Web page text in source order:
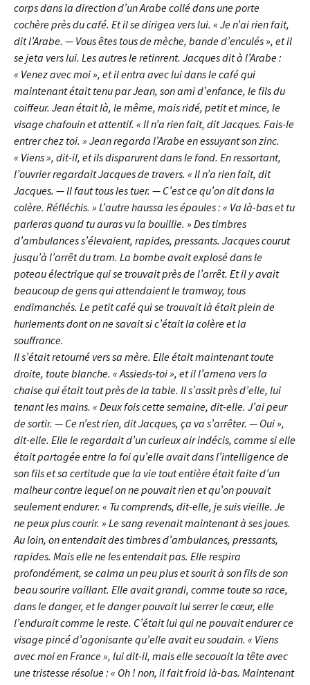
corps dans la direction d’un Arabe collé dans une porte
cochère près du café. Et il se dirigea vers lui. « Je n’ai rien fait,
dit l’Arabe. — Vous êtes tous de mèche, bande d’enculés », et il
se jeta vers lui. Les autres le retinrent. Jacques dit à l’Arabe :
« Venez avec moi », et il entra avec lui dans le café qui
maintenant était tenu par Jean, son ami d’enfance, le fils du
coiffeur. Jean était là, le même, mais ridé, petit et mince, le
visage chafouin et attentif. « Il n’a rien fait, dit Jacques. Fais-le
entrer chez toi. » Jean regarda l’Arabe en essuyant son zinc.
« Viens », dit-il, et ils disparurent dans le fond. En ressortant,
l’ouvrier regardait Jacques de travers. « Il n’a rien fait, dit
Jacques. — Il faut tous les tuer. — C’est ce qu’on dit dans la
colère. Réfléchis. » L’autre haussa les épaules : « Va là-bas et tu
parleras quand tu auras vu la bouillie. » Des timbres
d’ambulances s’élevaient, rapides, pressants. Jacques courut
jusqu’à l’arrêt du tram. La bombe avait explosé dans le
poteau électrique qui se trouvait près de l’arrêt. Et il y avait
beaucoup de gens qui attendaient le tramway, tous
endimanchés. Le petit café qui se trouvait là était plein de
hurlements dont on ne savait si c’était la colère et la
souffrance.
Il s’était retourné vers sa mère. Elle était maintenant toute
droite, toute blanche. « Assieds-toi », et il l’amena vers la
chaise qui était tout près de la table. Il s’assit près d’elle, lui
tenant les mains. « Deux fois cette semaine, dit-elle. J’ai peur
de sortir. — Ce n’est rien, dit Jacques, ça va s’arrêter. — Oui »,
dit-elle. Elle le regardait d’un curieux air indécis, comme si elle
était partagée entre la foi qu’elle avait dans l’intelligence de
son fils et sa certitude que la vie tout entière était faite d’un
malheur contre lequel on ne pouvait rien et qu’on pouvait
seulement endurer. « Tu comprends, dit-elle, je suis vieille. Je
ne peux plus courir. » Le sang revenait maintenant à ses joues.
Au loin, on entendait des timbres d’ambulances, pressants,
rapides. Mais elle ne les entendait pas. Elle respira
profondément, se calma un peu plus et sourit à son fils de son
beau sourire vaillant. Elle avait grandi, comme toute sa race,
dans le danger, et le danger pouvait lui serrer le cœur, elle
l’endurait comme le reste. C’était lui qui ne pouvait endurer ce
visage pincé d’agonisante qu’elle avait eu soudain. « Viens
avec moi en France », lui dit-il, mais elle secouait la tête avec
une tristesse résolue : « Oh ! non, il fait froid là-bas. Maintenant